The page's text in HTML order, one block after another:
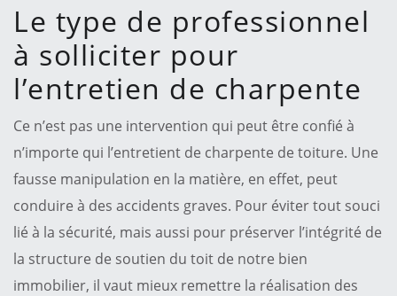
Le type de professionnel
à solliciter pour
l’entretien de charpente
Ce n’est pas une intervention qui peut être confié à
n’importe qui l’entretient de charpente de toiture. Une
fausse manipulation en la matière, en effet, peut
conduire à des accidents graves. Pour éviter tout souci
lié à la sécurité, mais aussi pour préserver l’intégrité de
la structure de soutien du toit de notre bien
immobilier, il vaut mieux remettre la réalisation des